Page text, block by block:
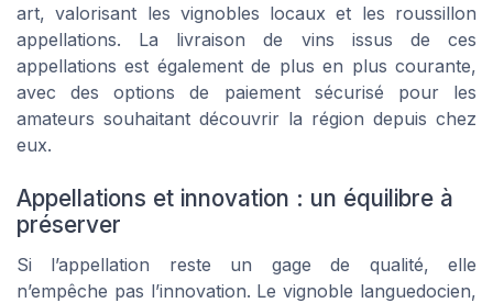
art, valorisant les vignobles locaux et les roussillon
appellations. La livraison de vins issus de ces
appellations est également de plus en plus courante,
avec des options de paiement sécurisé pour les
amateurs souhaitant découvrir la région depuis chez
eux.
Appellations et innovation : un équilibre à
préserver
Si l’appellation reste un gage de qualité, elle
n’empêche pas l’innovation. Le vignoble languedocien,